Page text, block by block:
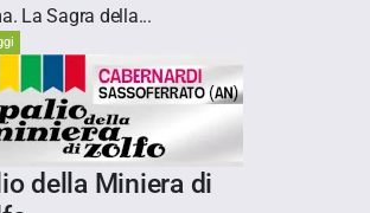
La Sagra della...
della Miniera di